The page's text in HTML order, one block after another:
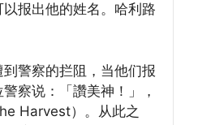
报出他的姓名。哈利路
警察的拦阻，当他们报
察说：「讚美神！」，
Harvest）。从此之